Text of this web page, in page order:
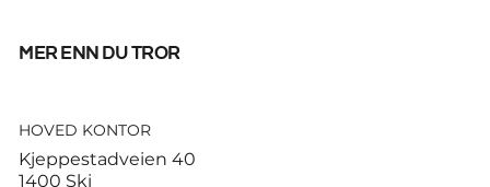
God start for de norske
mer enn du tror
HOVED KONTOR
Kjeppestadveien 40
1400 Ski